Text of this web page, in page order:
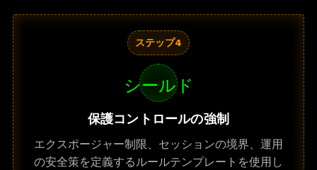
ステップ4
シールド
保護コントロールの強制
エクスポージャー制限、セッションの境界、運用
の安全策を定義するルールテンプレートを使用し